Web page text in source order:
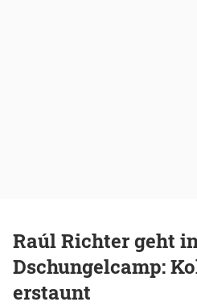
Raúl Richter geht
Dschungelcamp:
erstaunt